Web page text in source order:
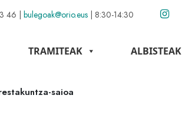
46 | bulegoak@orio.eus | 8:30-14:30
TRAMITEAK ALBISTEAK
saioa